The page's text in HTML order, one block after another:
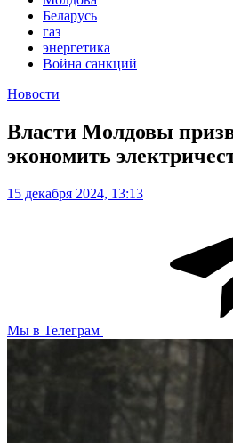
Беларусь
газ
энергетика
Война санкций
Новости
Власти Молдовы
экономить
15 декабря 2024, 13:13
Мы в Телеграм